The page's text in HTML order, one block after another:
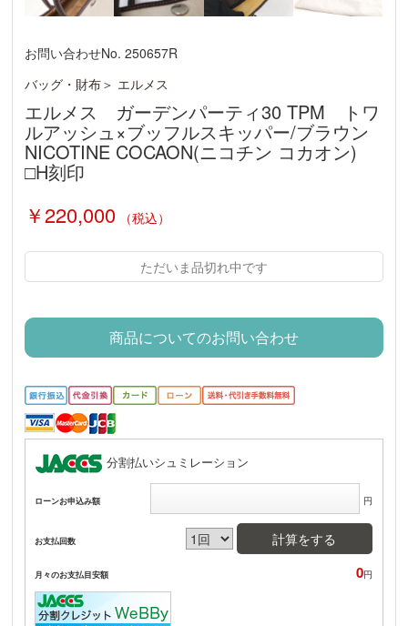
お問い合わせNo. 250657R
バッグ・財布＞ エルメス
エルメス ガーデンパーティ30 TPM トワ
ルアッシュ×ブッフルスキッパー/ブラウン
NICOTINE COCAON(ニコチン コカオン)
□H刻印
￥220,000 （税込）
ただいま品切れ中です
商品についてのお問い合わせ
分割払いシュミレーション
ローンお申込み額 円
お支払回数 計算をする
月々のお支払目安額 0円